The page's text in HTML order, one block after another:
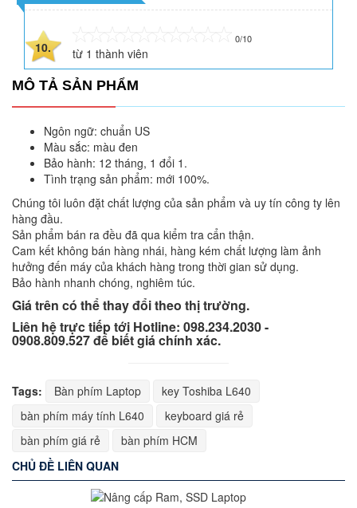
10.
0/10
từ 1 thành viên
MÔ TẢ SẢN PHẨM
Ngôn ngữ: chuẩn US
Màu sắc: màu đen
Bảo hành: 12 tháng, 1 đổi 1.
Tình trạng sản phẩm: mới 100%.
Chúng tôi luôn đặt chất lượng của sản phẩm và uy tín công ty lên
hàng đầu.
Sản phẩm bán ra đều đã qua kiểm tra cẩn thận.
Cam kết không bán hàng nhái, hàng kém chất lượng làm ảnh
hưởng đến máy của khách hàng trong thời gian sử dụng.
Bảo hành nhanh chóng, nghiêm túc.
Giá trên có thể thay đổi theo thị trường.
Liên hệ trực tiếp tới Hotline: 098.234.2030 -
0908.809.527 để biết giá chính xác.
Tags: Bàn phím Laptop
key Toshiba L640
bàn phím máy tính L640
keyboard giá rẻ
bàn phím giá rẻ
bàn phím HCM
CHỦ ĐỀ LIÊN QUAN